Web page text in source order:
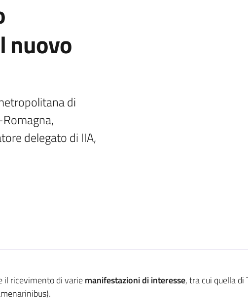
nuovo
di
delegato di IIA,
il ricevimento di variemanifestazioni di interesse, tra cui quella di